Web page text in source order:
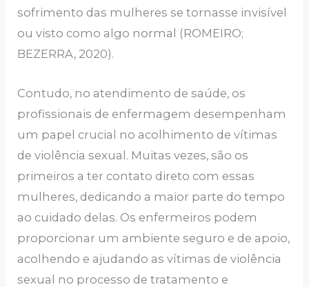
sofrimento das mulheres se tornasse invisível
ou visto como algo normal (ROMEIRO;
BEZERRA, 2020).
Contudo, no atendimento de saúde, os
profissionais de enfermagem desempenham
um papel crucial no acolhimento de vítimas
de violência sexual. Muitas vezes, são os
primeiros a ter contato direto com essas
mulheres, dedicando a maior parte do tempo
ao cuidado delas. Os enfermeiros podem
proporcionar um ambiente seguro e de apoio,
acolhendo e ajudando as vítimas de violência
sexual no processo de tratamento e